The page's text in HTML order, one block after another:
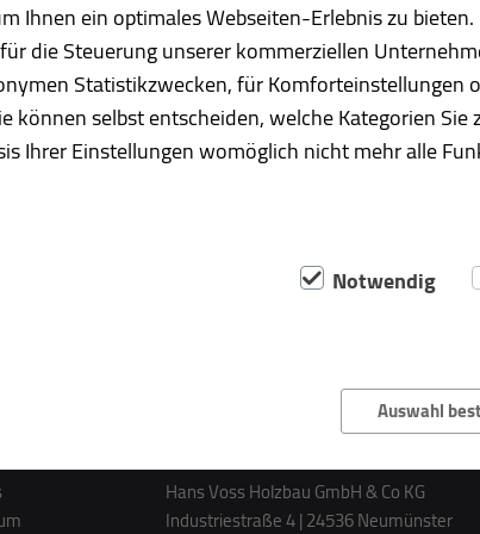
Hans Voss Holzbau GmbH & Co KG
Industriestraße 4 | 24536 Neumünster
Ihnen ein optimales Webseiten-Erlebnis zu
die Steuerung unserer kommerziellen
Statistikzwecken, für Komforteinstellungen
können selbst entscheiden, welche Kategorien
Ihrer Einstellungen womöglich nicht mehr alle
Notwendig
Auswahl